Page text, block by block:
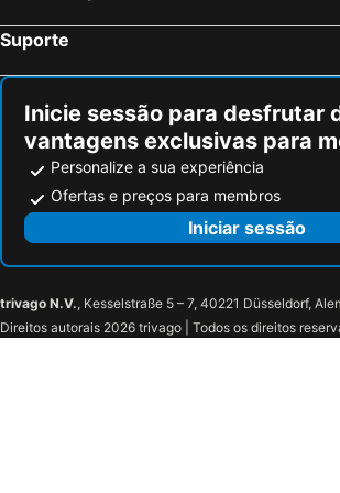
Suporte
Inicie sessão para desfrutar
vantagens exclusivas para
Personalize a sua experiência
Ofertas e preços para membros
Iniciar sessão
trivago N.V., Kesselstraße 5 – 7, 40221 Düsseldorf,
Direitos autorais 2026 trivago | Todos os direitos